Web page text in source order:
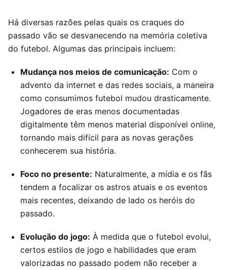
Há diversas razões pelas quais os craques do
passado vão se desvanecendo na memória coletiva
do futebol. Algumas das principais incluem:
Mudança nos meios de comunicação: Com o
advento da internet e das redes sociais, a maneira
como consumimos futebol mudou drasticamente.
Jogadores de eras menos documentadas
digitalmente têm menos material disponível online,
tornando mais difícil para as novas gerações
conhecerem sua história.
Foco no presente: Naturalmente, a mídia e os fãs
tendem a focalizar os astros atuais e os eventos
mais recentes, deixando de lado os heróis do
passado.
Evolução do jogo: À medida que o futebol evolui,
certos estilos de jogo e habilidades que eram
valorizadas no passado podem não receber a